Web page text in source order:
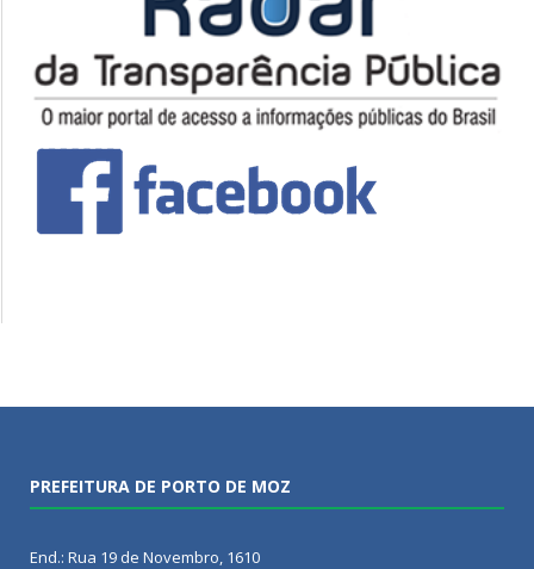
PREFEITURA DE PORTO DE MOZ
End.: Rua 19 de Novembro, 1610